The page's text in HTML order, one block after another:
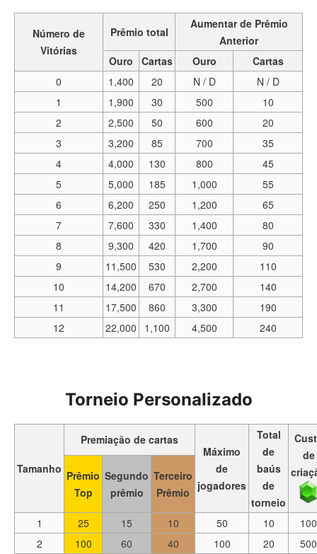
Número de
Vitórias
Prêmio total
Aumentar de Prêmio
Anterior
Ouro
Cartas Ouro
Cartas
0
1,400 20 N / D
N / D
1
1,900 30 500
10
2
2,500 50 600
20
3
3,200 85 700
35
4
4,000 130 800
45
5
5,000 185 1,000
55
6
6,200 250 1,200
65
7
7,600 330 1,400
80
8
9,300 420 1,700
90
9
11,500 530 2,200
110
10
14,200 670 2,700
140
11
17,500 860 3,300
190
12
22,000 1,100 4,500 240
Torneio Personalizado
Tamanho
Premiação de cartas
Máximo
de
jogadores
Total
de
baús
de
torneio
de
Prêmio
Top
Segundo
prêmio
Terceiro
Prêmio
1 25 15 10 50 10
100
2
100 60 40 100 20
500